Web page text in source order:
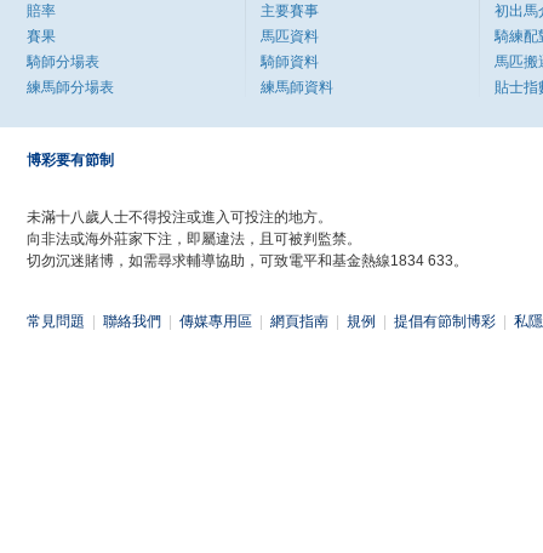
賠率
賽果
騎師分場表
練馬師分場表
主要賽事
馬匹資料
騎師資料
練馬師資料
初出馬
騎練配
馬匹搬
貼士指
博彩要有節制
未滿十八歲人士不得投注或進入可投注的地方。
向非法或海外莊家下注，即屬違法，且可被判監禁。
切勿沉迷賭博，如需尋求輔導協助，可致電平和基金熱線1834 633。
常見問題 聯絡我們 傳媒專用區 網頁指南 規例 提倡有節制博彩 私